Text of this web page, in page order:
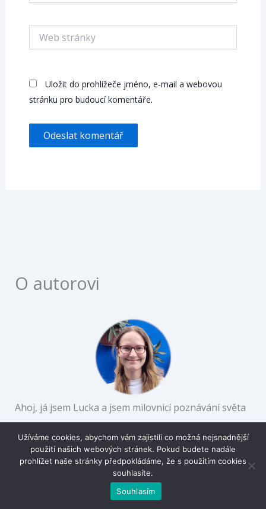
stránky
Uložit do prohlížeče jméno, e-mail a webovou
stránku pro budoucí komentáře.
O autorovi
Ahoj, já jsem Lucka a jsem milovnicí poznávání světa
kolem nás. Jsem vystudovaná geografka, povoláním
průvodkyně a srdcem cestovatelka.
Více o mně
Užíváme cookies, abychom vám zajistili co možná nejsnadnější
použití našich webových stránek. Pokud budete nadále
prohlížet naše stránky předpokládáme, že s použitím cookies
souhlasíte.
Souhlasím